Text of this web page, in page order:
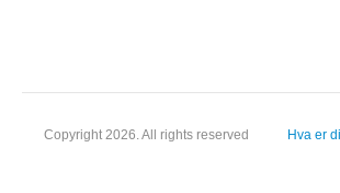
Copyright 2026. All rights reserved Hva er